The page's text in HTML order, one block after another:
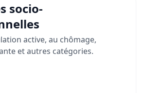
socio-
active, au chômage,
et autres catégories.